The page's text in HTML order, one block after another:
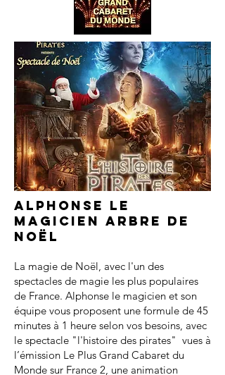
Alphonse le
magicien arbre de
noël
La magie de Noël, avec l'un des
spectacles de magie les plus populaires
de France. Alphonse le magicien et son
équipe vous proposent une formule de 45
minutes à 1 heure selon vos besoins, avec
le spectacle "l'histoire des pirates" vues à
l’émission Le Plus Grand Cabaret du
Monde sur France 2, une animation